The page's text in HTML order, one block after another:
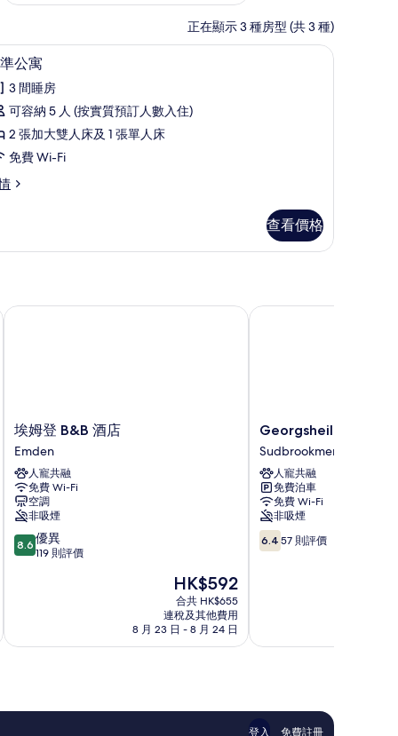
正在顯示 3 種房型 (共 3 種)
6 公寓
3 間睡房
可容納 5 人 (按實質預訂人數入住)
2 張加大雙人床及 1 張單人床
免費 Wi-Fi
查看價格
埃
姆
登
B&B
酒
店
Emden
埃姆登 B&B 酒店
Emden
人寵共融
免費 Wi-Fi
空調
非吸煙
8.6
分
優
評
8.6 優異
119 則評價
現
售
HK$592
HK$592
合共 HK$655
連稅及其他費用
8 月 23 日 - 8 月 24 日
埃姆登 B&B 酒店
Georgsheil
寄
宿
公
寓
Sudbrookmerland
Georgsheil 寄宿公寓
Sudbrookmerland
人寵共融
免費泊車
免費 Wi-Fi
非吸煙
6.4
分
57
篇
評
6.4 57 則評價
Georgsheil 寄宿公寓
登入 免費註冊